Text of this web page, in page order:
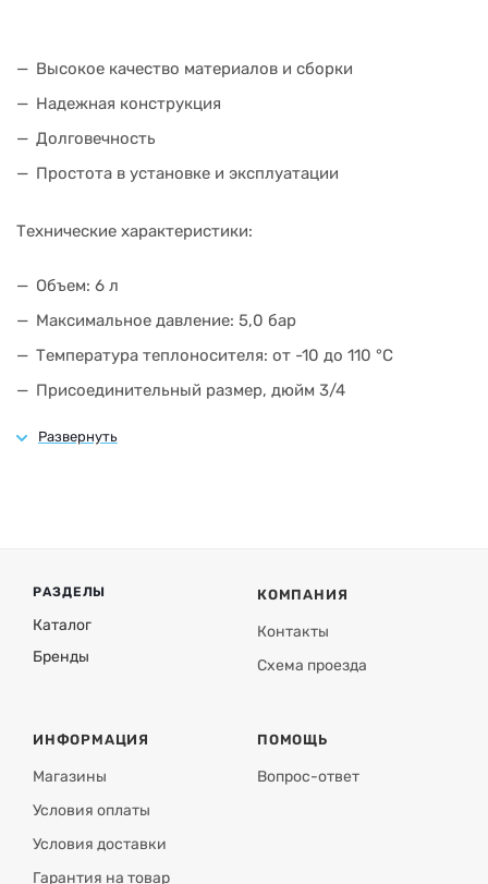
Высокое качество материалов и сборки
Надежная конструкция
Долговечность
Простота в установке и эксплуатации
Технические характеристики:
Объем: 6 л
Максимальное давление: 5,0 бар
Температура теплоносителя: от -10 до 110 °C
Присоединительный размер, дюйм 3/4
РАЗДЕЛЫ
Каталог
Бренды
КОМПАНИЯ
Контакты
Схема проезда
ИНФОРМАЦИЯ
Магазины
Условия оплаты
Условия доставки
Гарантия на товар
ПОМОЩЬ
Вопрос-ответ